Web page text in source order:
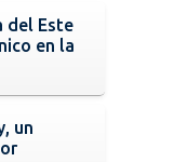
del Este
en la
un